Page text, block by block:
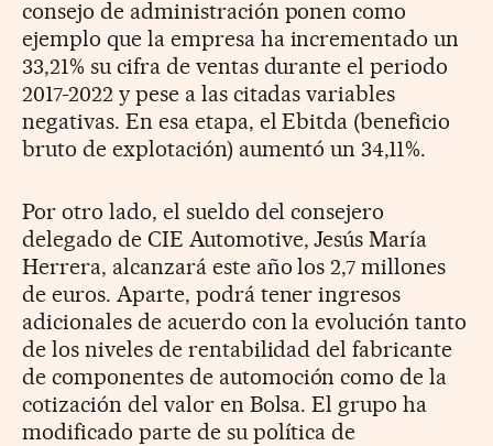
consejo de administración ponen como
ejemplo que la empresa ha incrementado un
33,21% su cifra de ventas durante el periodo
2017-2022 y pese a las citadas variables
negativas. En esa etapa, el Ebitda (beneficio
bruto de explotación) aumentó un 34,11%.
Por otro lado, el sueldo del consejero
delegado de CIE Automotive, Jesús María
Herrera, alcanzará este año los 2,7 millones
de euros. Aparte, podrá tener ingresos
adicionales de acuerdo con la evolución tanto
de los niveles de rentabilidad del fabricante
de componentes de automoción como de la
cotización del valor en Bolsa. El grupo ha
modificado parte de su política de